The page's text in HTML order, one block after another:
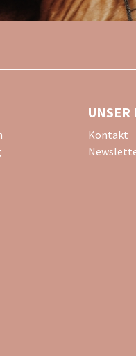
UNSER
Kontakt